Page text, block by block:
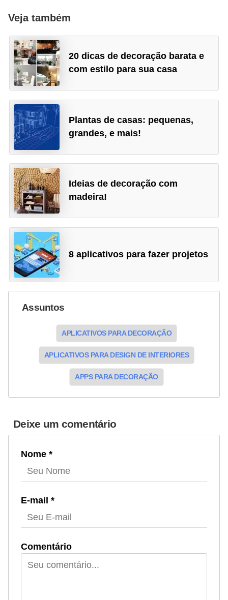
Veja também
20 dicas de decoração barata e
com estilo para sua casa
Plantas de casas: pequenas,
grandes, e mais!
Ideias de decoração com
madeira!
8 aplicativos para fazer projetos
Assuntos
APLICATIVOS PARA DECORAÇÃO
APLICATIVOS PARA DESIGN DE INTERIORES
APPS PARA DECORAÇÃO
Deixe um comentário
Nome *
E-mail *
Comentário